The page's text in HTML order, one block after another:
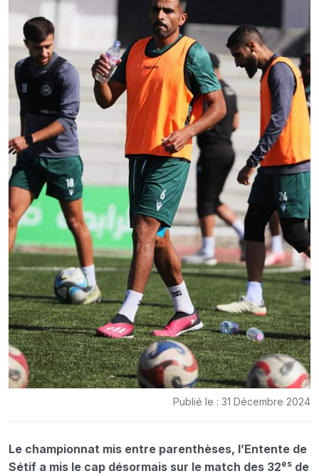
Publié le : 31 Décembre 2024
Le championnat mis entre parenthèses, l’Entente de
Sétif a mis le cap désormais sur le match des 32es de